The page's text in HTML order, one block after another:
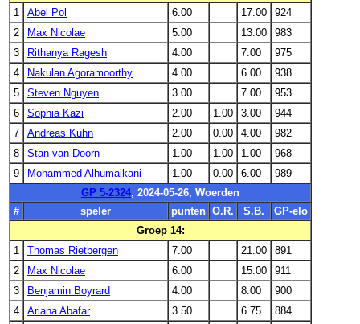
1
Abel Pol 6.00 17.00
924
2
Max Nicolae 5.00 13.00
983
3
Rithanya Ragesh 4.00 7.00
975
4
Nakulan Agoramoorthy 4.00 6.00
938
5
Steven Nguyen 3.00 7.00
953
6
Sophia Kazi 2.00 1.00 3.00
944
7
Andreas Kuhn 2.00 0.00 4.00
982
8
Stan van Doorn 1.00 1.00 1.00
968
9
Mohammed Alhumaikani 1.00 0.00 6.00
989
GP 5-2324, 2024-05-26, Woerden
#
speler punten O.R. S.B.
GP-elo
Groep 14:
1
Thomas Rietbergen 7.00 21.00
891
2
Max Nicolae 6.00 15.00
911
3
Benjamin Boyrard 4.00 8.00
900
4
Ariana Abafar 3.50 6.75
884